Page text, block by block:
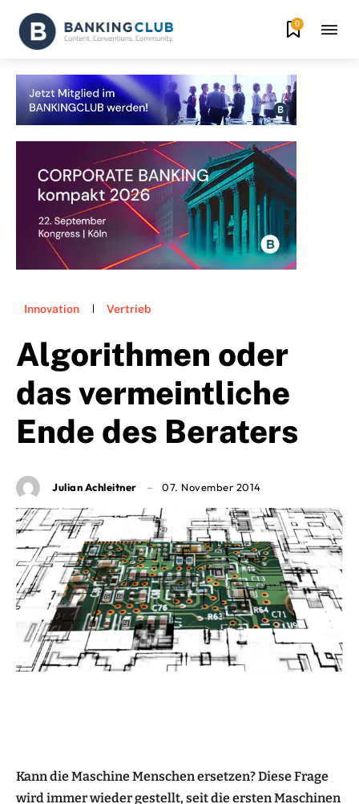
0
Innovation Vertrieb
Algorithmen oder
das vermeintliche
Ende des Beraters
Julian Achleitner 07. November 2014
Kann die Maschine Menschen ersetzen? Diese Frage
wird immer wieder gestellt, seit die ersten Maschinen